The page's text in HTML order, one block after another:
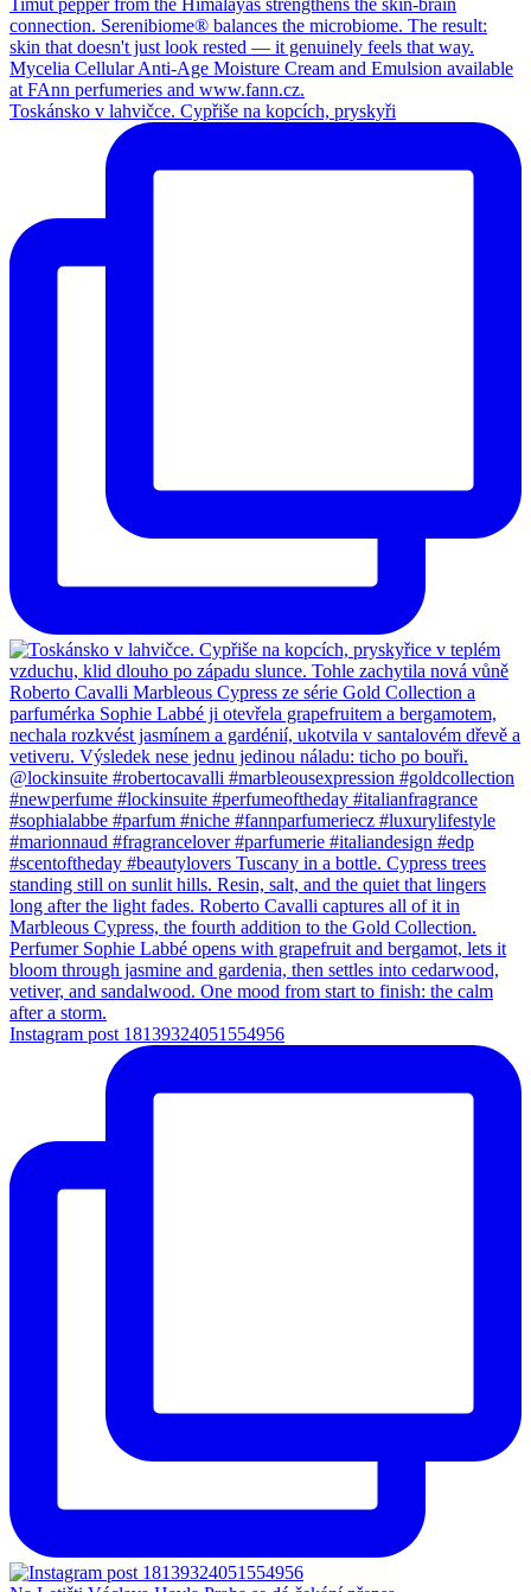
Toskánsko v lahvičce. Cypřiše na kopcích, pryskyři
Instagram post 18139324051554956